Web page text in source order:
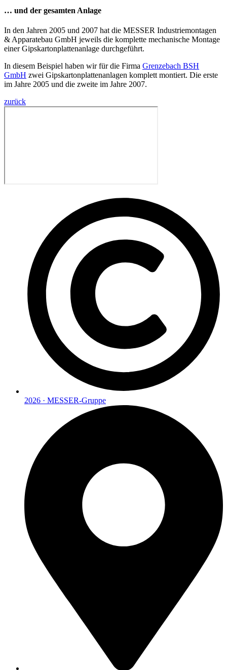
… und der gesamten Anlage
In den Jahren 2005 und 2007 hat die MESSER Industriemontagen
& Apparatebau GmbH jeweils die komplette mechanische Montage
einer Gipskartonplattenanlage durchgeführt.
In diesem Beispiel haben wir für die Firma Grenzebach BSH
GmbH zwei Gipskartonplattenanlagen komplett montiert. Die erste
im Jahre 2005 und die zweite im Jahre 2007.
zurück
2026 · MESSER-Gruppe